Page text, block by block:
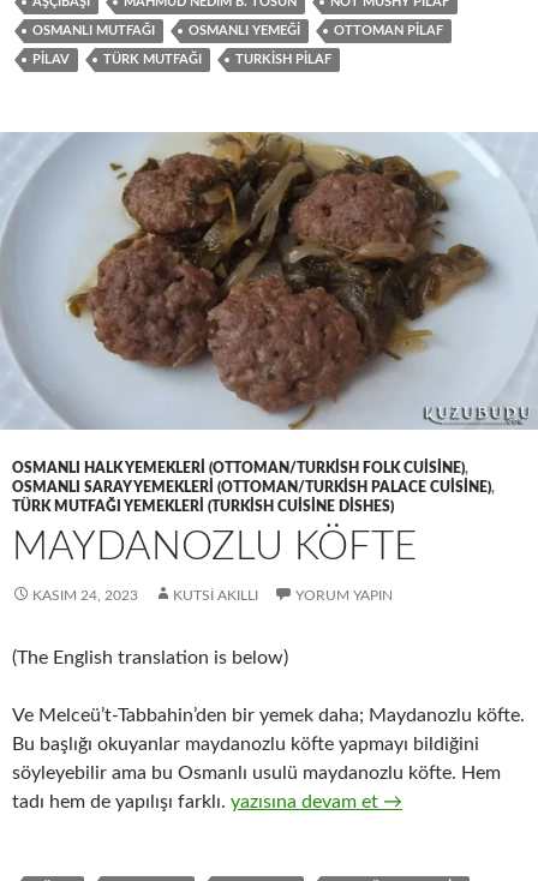
OSMANLI MUTFAĞI OSMANLI YEMEĞI OTTOMAN PILAF
PILAV TÜRK MUTFAĞI TURKISH PILAF
OSMANLI HALK YEMEKLERI (OTTOMAN/TURKISH FOLK CUISINE),
OSMANLI SARAY YEMEKLERI (OTTOMAN/TURKISH PALACE CUISINE),
TÜRK MUTFAĞI YEMEKLERI (TURKISH CUISINE DISHES)
MAYDANOZLU KÖFTE
KASIM 24, 2023 KUTSI AKILLI YORUM YAPIN
(The English translation is below)
Ve Melceü’t-Tabbahin’den bir yemek daha; Maydanozlu köfte.
Bu başlığı okuyanlar maydanozlu köfte yapmayı bildiğini
söyleyebilir ama bu Osmanlı usulü maydanozlu köfte. Hem
tadı hem de yapılışı farklı. MAYDANOZLU KÖFTE
yazısına devam et →